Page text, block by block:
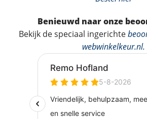
Benieuwd naar onze
Bekijk de speciaal ingerichte
webwinkelkeur.nl.